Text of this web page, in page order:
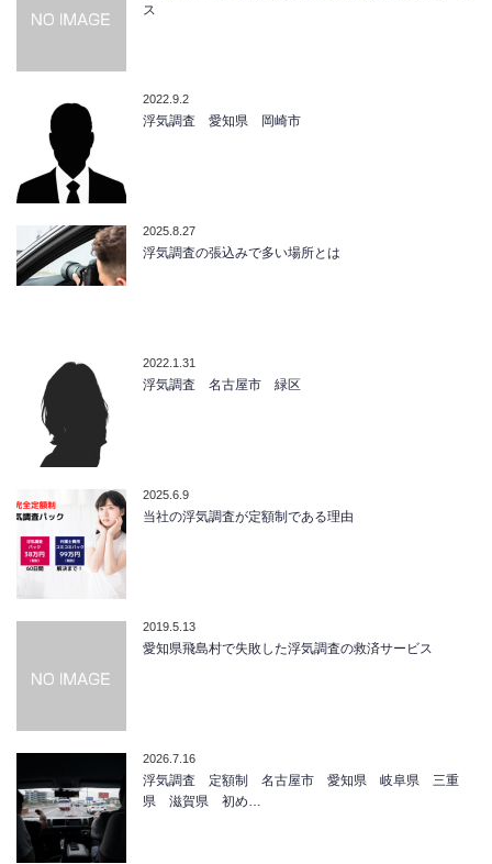
ス
2022.9.2
浮気調査 愛知県 岡崎市
2025.8.27
浮気調査の張込みで多い場所とは
2022.1.31
浮気調査 名古屋市 緑区
2025.6.9
当社の浮気調査が定額制である理由
2019.5.13
愛知県飛島村で失敗した浮気調査の救済サービス
2026.7.16
浮気調査 定額制 名古屋市 愛知県 岐阜県 三重
県 滋賀県 初め…